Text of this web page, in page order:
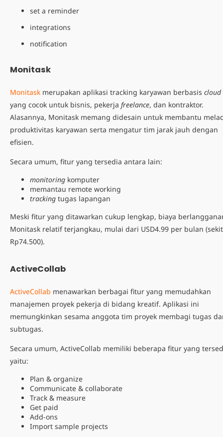
set a reminder
integrations
notification
Monitask
Monitask merupakan aplikasi tracking karyawan berbasis cloud
yang cocok untuk bisnis, pekerja freelance, dan kontraktor.
Alasannya, Monitask memang didesain untuk membantu
produktivitas karyawan serta mengatur tim jarak jauh dengan
efisien.
Secara umum, fitur yang tersedia antara lain:
monitoring komputer
memantau remote working
tracking tugas lapangan
Meski fitur yang ditawarkan cukup lengkap, biaya
Monitask relatif terjangkau, mulai dari USD4.99 per bulan
Rp74.500).
ActiveCollab
ActiveCollab menawarkan berbagai fitur yang memudahkan
manajemen proyek pekerja di bidang kreatif. Aplikasi ini
memungkinkan sesama anggota tim proyek membagi tugas
subtugas.
Secara umum, ActiveCollab memiliki beberapa fitur yang
yaitu:
Plan & organize
Communicate & collaborate
Track & measure
Get paid
Add-ons
Import sample projects